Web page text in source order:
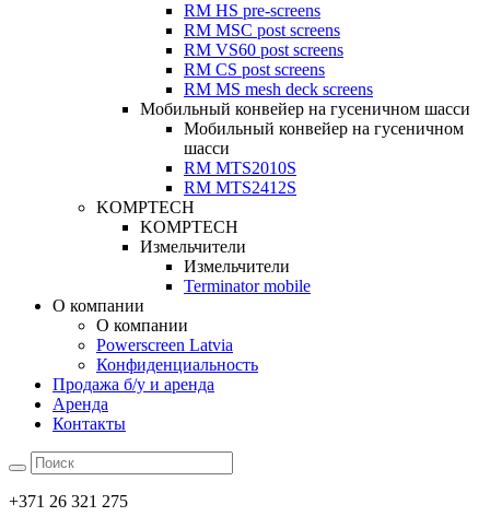
RM HS pre-screens
RM MSC post screens
RM VS60 post screens
RM CS post screens
RM MS mesh deck screens
Мобильный конвейер на гусеничном шасси
Мобильный конвейер на гусеничном
шасси
RM MTS2010S
RM MTS2412S
KOMPTECH
KOMPTECH
Измельчители
Измельчители
Terminator mobile
О компании
О компании
Powerscreen Latvia
Конфиденциальность
Продажа б/у и аренда
Аренда
Контакты
+371 26 321 275